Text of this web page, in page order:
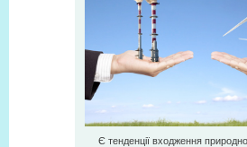
Є тенденції входження